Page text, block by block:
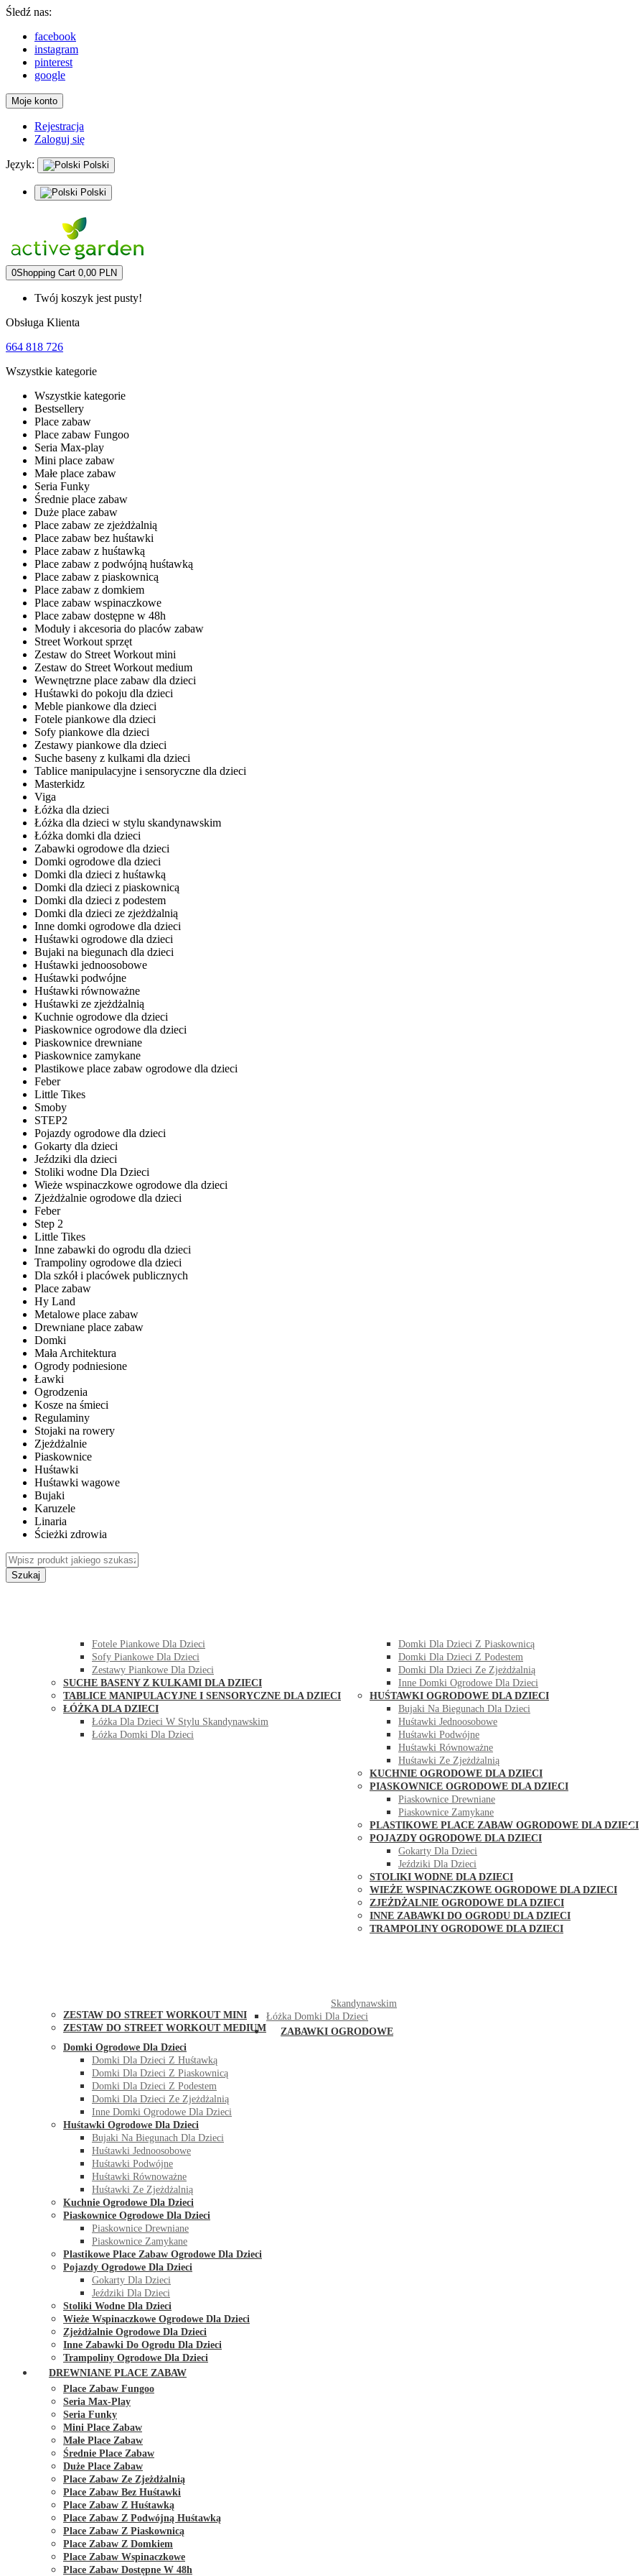
Śledź nas:
facebook
instagram
pinterest
google
Moje konto
Rejestracja
Zaloguj się
Język: Polski
Polski
0Shopping Cart 0,00 PLN
Twój koszyk jest pusty!
Obsługa Klienta
664 818 726
Wszystkie kategorie
Wszystkie kategorie
Bestsellery
Place zabaw
Place zabaw Fungoo
Seria Max-play
Mini place zabaw
Małe place zabaw
Seria Funky
Średnie place zabaw
Duże place zabaw
Place zabaw ze zjeżdżalnią
Place zabaw bez huśtawki
Place zabaw z huśtawką
Place zabaw z podwójną huśtawką
Place zabaw z piaskownicą
Place zabaw z domkiem
Place zabaw wspinaczkowe
Place zabaw dostępne w 48h
Moduły i akcesoria do placów zabaw
Street Workout sprzęt
Zestaw do Street Workout mini
Zestaw do Street Workout medium
Wewnętrzne place zabaw dla dzieci
Huśtawki do pokoju dla dzieci
Meble piankowe dla dzieci
Fotele piankowe dla dzieci
Sofy piankowe dla dzieci
Zestawy piankowe dla dzieci
Suche baseny z kulkami dla dzieci
Tablice manipulacyjne i sensoryczne dla dzieci
Masterkidz
Viga
Łóżka dla dzieci
Łóżka dla dzieci w stylu skandynawskim
Łóżka domki dla dzieci
Zabawki ogrodowe dla dzieci
Domki ogrodowe dla dzieci
Domki dla dzieci z huśtawką
Domki dla dzieci z piaskownicą
Domki dla dzieci z podestem
Domki dla dzieci ze zjeżdżalnią
Inne domki ogrodowe dla dzieci
Huśtawki ogrodowe dla dzieci
Bujaki na biegunach dla dzieci
Huśtawki jednoosobowe
Huśtawki podwójne
Huśtawki równoważne
Huśtawki ze zjeżdżalnią
Kuchnie ogrodowe dla dzieci
Piaskownice ogrodowe dla dzieci
Piaskownice drewniane
Piaskownice zamykane
Plastikowe place zabaw ogrodowe dla dzieci
Feber
Little Tikes
Smoby
STEP2
Pojazdy ogrodowe dla dzieci
Gokarty dla dzieci
Jeździki dla dzieci
Stoliki wodne Dla Dzieci
Wieże wspinaczkowe ogrodowe dla dzieci
Zjeżdżalnie ogrodowe dla dzieci
Feber
Step 2
Little Tikes
Inne zabawki do ogrodu dla dzieci
Trampoliny ogrodowe dla dzieci
Dla szkół i placówek publicznych
Place zabaw
Hy Land
Metalowe place zabaw
Drewniane place zabaw
Domki
Mała Architektura
Ogrody podniesione
Ławki
Ogrodzenia
Kosze na śmieci
Regulaminy
Stojaki na rowery
Zjeżdżalnie
Piaskownice
Huśtawki
Huśtawki wagowe
Bujaki
Karuzele
Linaria
Ścieżki zdrowia
Szukaj
Fotele Piankowe Dla Dzieci
Sofy Piankowe Dla Dzieci
Zestawy Piankowe Dla Dzieci
SUCHE BASENY Z KULKAMI DLA DZIECI
TABLICE MANIPULACYJNE I SENSORYCZNE DLA DZIECI
ŁÓŻKA DLA DZIECI
Łóżka Dla Dzieci W Stylu Skandynawskim
Łóżka Domki Dla Dzieci
Domki Dla Dzieci Z Piaskownicą
Domki Dla Dzieci Z Podestem
Domki Dla Dzieci Ze Zjeżdżalnią
Inne Domki Ogrodowe Dla Dzieci
HUŚTAWKI OGRODOWE DLA DZIECI
Bujaki Na Biegunach Dla Dzieci
Huśtawki Jednoosobowe
Huśtawki Podwójne
Huśtawki Równoważne
Huśtawki Ze Zjeżdżalnią
KUCHNIE OGRODOWE DLA DZIECI
PIASKOWNICE OGRODOWE DLA DZIECI
Piaskownice Drewniane
Piaskownice Zamykane
PLASTIKOWE PLACE ZABAW OGRODOWE DLA DZIECI
POJAZDY OGRODOWE DLA DZIECI
Gokarty Dla Dzieci
Jeździki Dla Dzieci
STOLIKI WODNE DLA DZIECI
WIEŻE WSPINACZKOWE OGRODOWE DLA DZIECI
ZJEŻDŻALNIE OGRODOWE DLA DZIECI
INNE ZABAWKI DO OGRODU DLA DZIECI
TRAMPOLINY OGRODOWE DLA DZIECI
ZESTAW DO STREET WORKOUT MINI
ZESTAW DO STREET WORKOUT MEDIUM
Skandynawskim
Łóżka Domki Dla Dzieci
ZABAWKI OGRODOWE
Domki Ogrodowe Dla Dzieci
Domki Dla Dzieci Z Huśtawką
Domki Dla Dzieci Z Piaskownicą
Domki Dla Dzieci Z Podestem
Domki Dla Dzieci Ze Zjeżdżalnią
Inne Domki Ogrodowe Dla Dzieci
Huśtawki Ogrodowe Dla Dzieci
Bujaki Na Biegunach Dla Dzieci
Huśtawki Jednoosobowe
Huśtawki Podwójne
Huśtawki Równoważne
Huśtawki Ze Zjeżdżalnią
Kuchnie Ogrodowe Dla Dzieci
Piaskownice Ogrodowe Dla Dzieci
Piaskownice Drewniane
Piaskownice Zamykane
Plastikowe Place Zabaw Ogrodowe Dla Dzieci
Pojazdy Ogrodowe Dla Dzieci
Gokarty Dla Dzieci
Jeździki Dla Dzieci
Stoliki Wodne Dla Dzieci
Wieże Wspinaczkowe Ogrodowe Dla Dzieci
Zjeżdżalnie Ogrodowe Dla Dzieci
Inne Zabawki Do Ogrodu Dla Dzieci
Trampoliny Ogrodowe Dla Dzieci
DREWNIANE PLACE ZABAW
Place Zabaw Fungoo
Seria Max-Play
Seria Funky
Mini Place Zabaw
Małe Place Zabaw
Średnie Place Zabaw
Duże Place Zabaw
Place Zabaw Ze Zjeżdżalnią
Place Zabaw Bez Huśtawki
Place Zabaw Z Huśtawką
Place Zabaw Z Podwójną Huśtawką
Place Zabaw Z Piaskownicą
Place Zabaw Z Domkiem
Place Zabaw Wspinaczkowe
Place Zabaw Dostępne W 48h